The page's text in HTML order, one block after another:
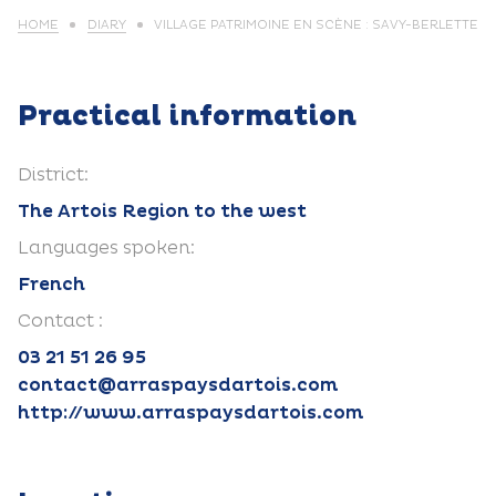
HOME DIARY VILLAGE PATRIMOINE EN SCÈNE : SAVY-BERLETTE
Practical information
District:
The Artois Region to the west
Languages spoken:
French
Contact :
03 21 51 26 95
contact@arraspaysdartois.com
http://www.arraspaysdartois.com